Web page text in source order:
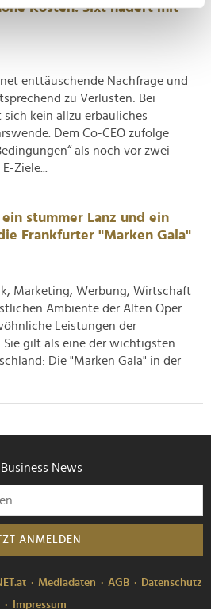
(Fingerprinting) identifizieren
wie Ihre persönlichen Daten
fest.
um Inhalte und Anzeigen zu
für soziale Medien anbieten
auf unsere Website zu
geben wir Informationen zu Ihrer
an unsere Partner für
und Analysen weiter. Unsere
möglicherweise mit
die Sie ihnen bereitgestellt
Kosten: Sixt hadert mit
enttäuschende Nachfrage und
zu Verlusten: Bei
kein allzu erbauliches
Dem Co-CEO zufolge
als noch vor zwei
Ziele...
stummer Lanz und ein
Frankfurter "Marken Gala"
Marketing, Werbung, Wirtschaft
Ambiente der Alten Oper
Leistungen der
Sie gilt als eine der wichtigsten
Die "Marken Gala" in der
News
ANMELDEN
Mediadaten AGB
Datenschutz
Impressum